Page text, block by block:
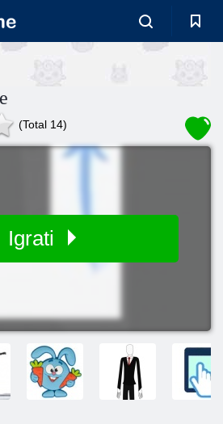
(Total 14)
Igrati